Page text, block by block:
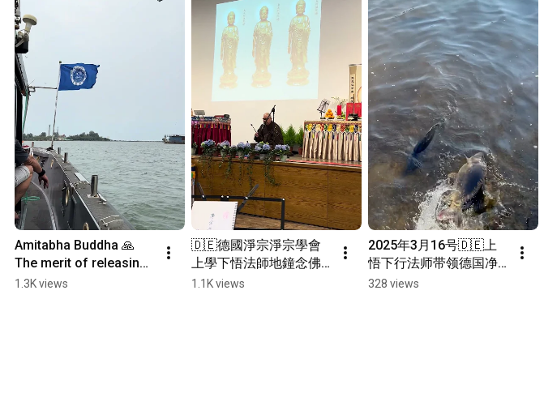
Amitabha Buddha 🙏
The merit of releasing
captive animals is
1.3K views
🇩🇪德國淨宗淨宗學會
上學下悟法師地鐘念佛
@法蘭克福美因河畔
1.1K views
2025年3月16号🇩🇪上
悟下行法师带领德国净
宗学会师兄们放生活动
328 views